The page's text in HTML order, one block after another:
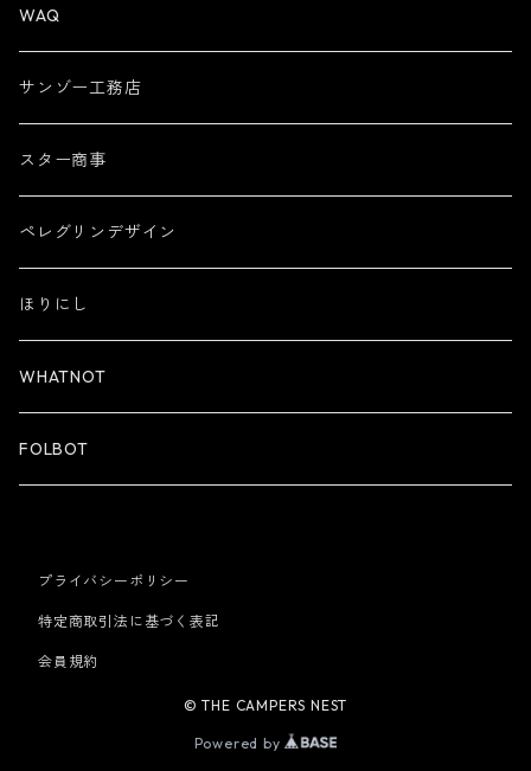
WAQ
サンゾー工務店
スター商事
ペレグリンデザイン
ほりにし
WHATNOT
FOLBOT
プライバシーポリシー
特定商取引法に基づく表記
会員規約
© THE CAMPERS NEST
Powered by